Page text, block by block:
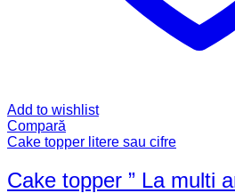
Add to wishlist
Compară
Cake topper litere sau cifre
Cake topper ” La multi